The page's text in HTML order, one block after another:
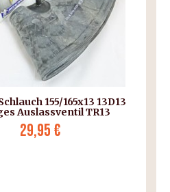
155/165x13 schräges
TR13
15,90 €